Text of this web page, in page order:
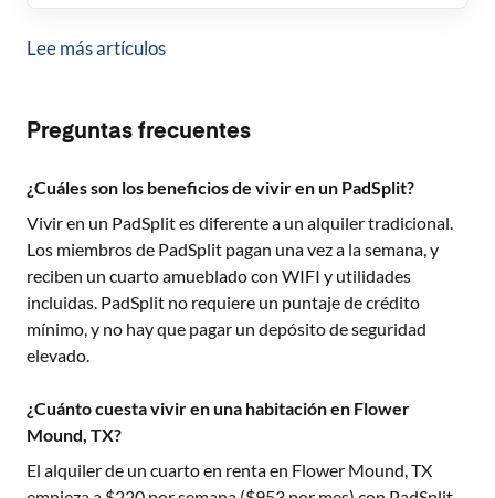
Lee más artículos
Preguntas frecuentes
¿Cuáles son los beneficios de vivir en un PadSplit?
Vivir en un PadSplit es diferente a un alquiler tradicional.
Los miembros de PadSplit pagan una vez a la semana, y
reciben un cuarto amueblado con WIFI y utilidades
incluidas. PadSplit no requiere un puntaje de crédito
mínimo, y no hay que pagar un depósito de seguridad
elevado.
¿Cuánto cuesta vivir en una habitación en Flower
Mound, TX?
El alquiler de un cuarto en renta en Flower Mound, TX